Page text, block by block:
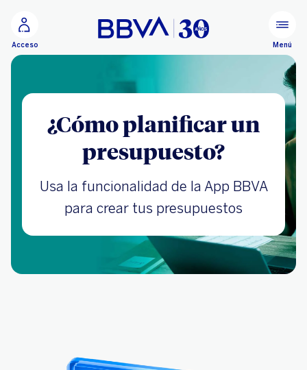
Acceso Menú
¿Cómo planificar un
presupuesto?
Usa la funcionalidad de la App BBVA
para crear tus presupuestos